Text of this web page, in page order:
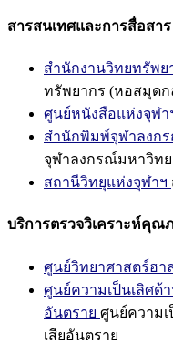
สารสนเทศและการสื่อสาร
สำนักงานวิทยทรัพย
ทรัพยากร (หอสมุดก
ศูนย์หนังสือแห่งจุฬา
สำนักพิมพ์จุฬาลงก
จุฬาลงกรณ์มหาวิทย
สถานีวิทยุแห่งจุฬาฯ
บริการตรวจวิเคราะห์คุณ
ศูนย์วิทยาศาสตร์ฮา
ศูนย์ความเป็นเลิศด้
อันตราย ศูนย์ความเ
เสียอันตราย